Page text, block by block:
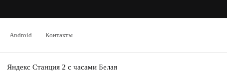
Android Контакты
Яндекс Станция 2 с часами Белая